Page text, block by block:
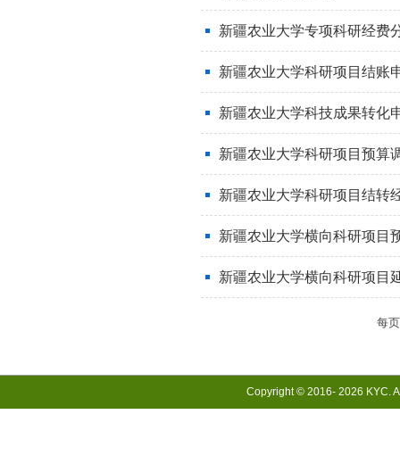
新疆农业大学专项科研经费
新疆农业大学科研项目结账
新疆农业大学科技成果转化
新疆农业大学科研项目预算
新疆农业大学科研项目结转
新疆农业大学横向科研项目
新疆农业大学横向科研项目
每
Copyright © 2016- 2026 KYC.